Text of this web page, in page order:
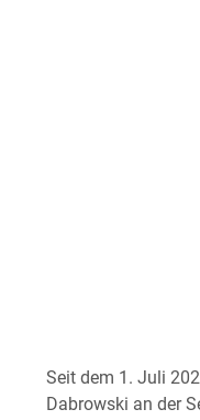
Seit dem 1. Juli
Dabrowski an der